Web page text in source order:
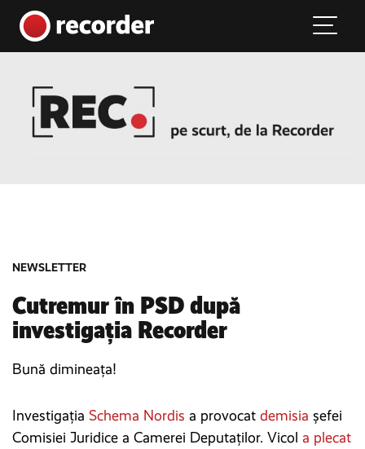
Skip to content
Main Navigation
NEWSLETTER
Cutremur în PSD după
investigația Recorder
Bună dimineața!
Investigația Schema Nordis a provocat demisia șefei
Comisiei Juridice a Camerei Deputaților. Vicol a plecat